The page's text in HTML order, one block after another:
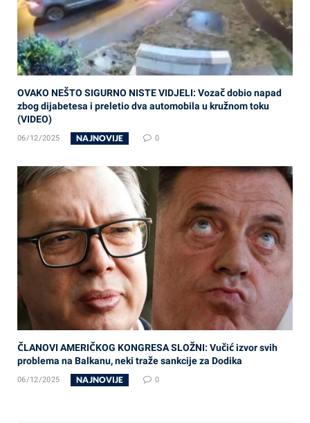
OVAKO NEŠTO SIGURNO NISTE VIDJELI: Vozač dobio napad
zbog dijabetesa i preletio dva automobila u kružnom toku
(VIDEO)
06/12/2025 NAJNOVIJE 0
ČLANOVI AMERIČKOG KONGRESA SLOŽNI: Vučić izvor svih
problema na Balkanu, neki traže sankcije za Dodika
06/12/2025 NAJNOVIJE 0